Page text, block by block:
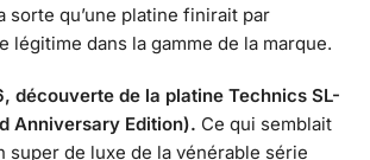
sorte qu’une platine finirait par
légitime dans la gamme de la marque.
découverte de la platine Technics SL-
Anniversary Edition). Ce qui semblait
super de luxe de la vénérable série